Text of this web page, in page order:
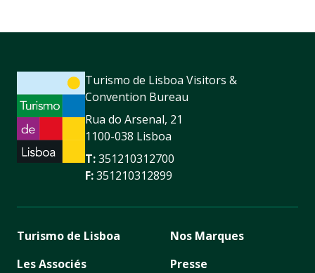
Turismo de Lisboa Visitors &
Convention Bureau
Rua do Arsenal, 21
1100-038 Lisboa
T:351210312700
F:351210312899
Turismo de Lisboa
Les Associés
Nos Marques
Presse